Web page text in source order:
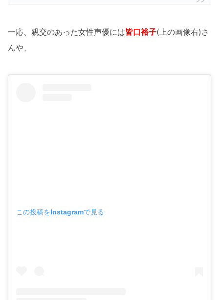
一応、親交のあった女性声優には皆口裕子(上の画像右)さ
んや、
この投稿をInstagramで見る